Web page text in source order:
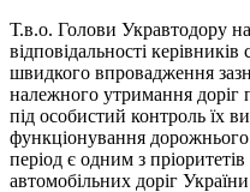
Т.в.о. Голови Укравтодору
відповідальності
швидкого впровадження
належного утримання доріг
під особистий контроль їх
функціонування
період є одним з
автомобільних доріг